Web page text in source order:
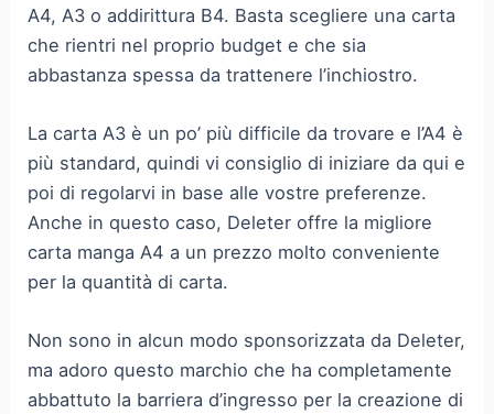
A4, A3 o addirittura B4. Basta scegliere una carta
che rientri nel proprio budget e che sia
abbastanza spessa da trattenere l’inchiostro.
La carta A3 è un po’ più difficile da trovare e l’A4 è
più standard, quindi vi consiglio di iniziare da qui e
poi di regolarvi in base alle vostre preferenze.
Anche in questo caso, Deleter offre la migliore
carta manga A4 a un prezzo molto conveniente
per la quantità di carta.
Non sono in alcun modo sponsorizzata da Deleter,
ma adoro questo marchio che ha completamente
abbattuto la barriera d’ingresso per la creazione di